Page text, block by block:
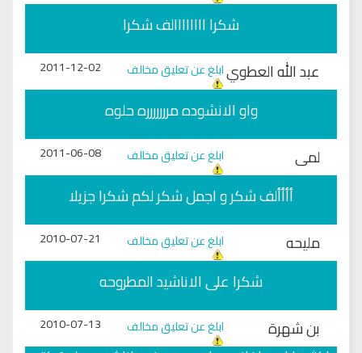
شكرا اااااااالف شكرا
عبد الله العطويابلغ عن تعليق مخالف 2011-12-02
واو الانشوده مررررررره حلوه
لمى
ابلغ عن تعليق مخالف 2011-06-08
أأأألف شكر و اجمل شكر لكم شكرا جزيلا
مليحه
ابلغ عن تعليق مخالف 2010-07-21
شكرا على الاناشيد المطروحه
بن شهرة
ابلغ عن تعليق مخالف 2010-07-13